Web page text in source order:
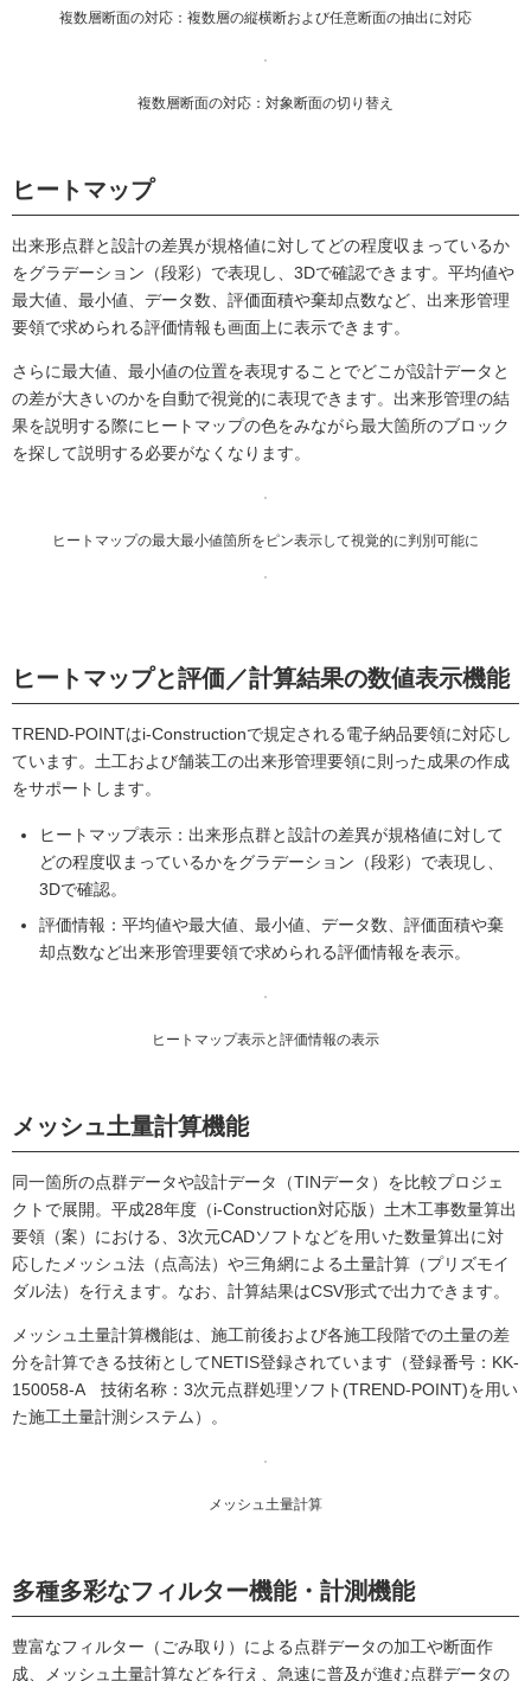
複数層断面の対応：複数層の縦横断および任意断面の抽出に対応
複数層断面の対応：対象断面の切り替え
ヒートマップ
出来形点群と設計の差異が規格値に対してどの程度収まっているか
をグラデーション（段彩）で表現し、3Dで確認できます。平均値や
最大値、最小値、データ数、評価面積や棄却点数など、出来形管理
要領で求められる評価情報も画面上に表示できます。
さらに最大値、最小値の位置を表現することでどこが設計データと
の差が大きいのかを自動で視覚的に表現できます。出来形管理の結
果を説明する際にヒートマップの色をみながら最大箇所のブロック
を探して説明する必要がなくなります。
ヒートマップの最大最小値箇所をピン表示して視覚的に判別可能に
ヒートマップと評価／計算結果の数値表示機能
TREND-POINTはi-Constructionで規定される電子納品要領に対応し
ています。土工および舗装工の出来形管理要領に則った成果の作成
をサポートします。
ヒートマップ表示：出来形点群と設計の差異が規格値に対して
どの程度収まっているかをグラデーション（段彩）で表現し、
3Dで確認。
評価情報：平均値や最大値、最小値、データ数、評価面積や棄
却点数など出来形管理要領で求められる評価情報を表示。
ヒートマップ表示と評価情報の表示
メッシュ土量計算機能
同一箇所の点群データや設計データ（TINデータ）を比較プロジェ
クトで展開。平成28年度（i-Construction対応版）土木工事数量算出
要領（案）における、3次元CADソフトなどを用いた数量算出に対
応したメッシュ法（点高法）や三角網による土量計算（プリズモイ
ダル法）を行えます。なお、計算結果はCSV形式で出力できます。
メッシュ土量計算機能は、施工前後および各施工段階での土量の差
分を計算できる技術としてNETIS登録されています（登録番号：KK-
150058-A 技術名称：3次元点群処理ソフト(TREND-POINT)を用い
た施工土量計測システム）。
メッシュ土量計算
多種多彩なフィルター機能・計測機能
豊富なフィルター（ごみ取り）による点群データの加工や断面作
成、メッシュ土量計算などを行え、急速に普及が進む点群データの